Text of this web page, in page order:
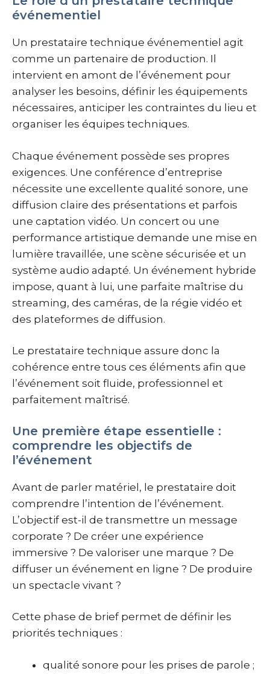
événementiel
Un prestataire technique événementiel agit
comme un partenaire de production. Il
intervient en amont de l’événement pour
analyser les besoins, définir les équipements
nécessaires, anticiper les contraintes du lieu et
organiser les équipes techniques.
Chaque événement possède ses propres
exigences. Une conférence d’entreprise
nécessite une excellente qualité sonore, une
diffusion claire des présentations et parfois
une captation vidéo. Un concert ou une
performance artistique demande une mise en
lumière travaillée, une scène sécurisée et un
système audio adapté. Un événement hybride
impose, quant à lui, une parfaite maîtrise du
streaming, des caméras, de la régie vidéo et
des plateformes de diffusion.
Le prestataire technique assure donc la
cohérence entre tous ces éléments afin que
l’événement soit fluide, professionnel et
parfaitement maîtrisé.
Une première étape essentielle :
comprendre les objectifs de
l’événement
Avant de parler matériel, le prestataire doit
comprendre l’intention de l’événement.
L’objectif est-il de transmettre un message
corporate ? De créer une expérience
immersive ? De valoriser une marque ? De
diffuser un événement en ligne ? De produire
un spectacle vivant ?
Cette phase de brief permet de définir les
priorités techniques :
qualité sonore pour les prises de parole ;